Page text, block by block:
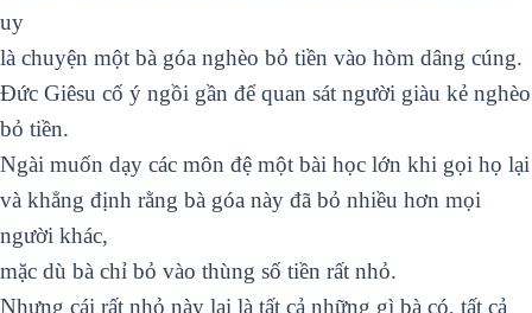
uy
là chuyện một bà góa nghèo bỏ tiền vào hòm dâng cúng.
Đức Giêsu cố ý ngồi gần để quan sát người giàu kẻ nghèo
bỏ tiền.
Ngài muốn dạy các môn đệ một bài học lớn khi gọi họ lại
và khẳng định rằng bà góa này đã bỏ nhiều hơn mọi
người khác,
mặc dù bà chỉ bỏ vào thùng số tiền rất nhỏ.
Nhưng cái rất nhỏ này lại là tất cả những gì bà có, tất cả